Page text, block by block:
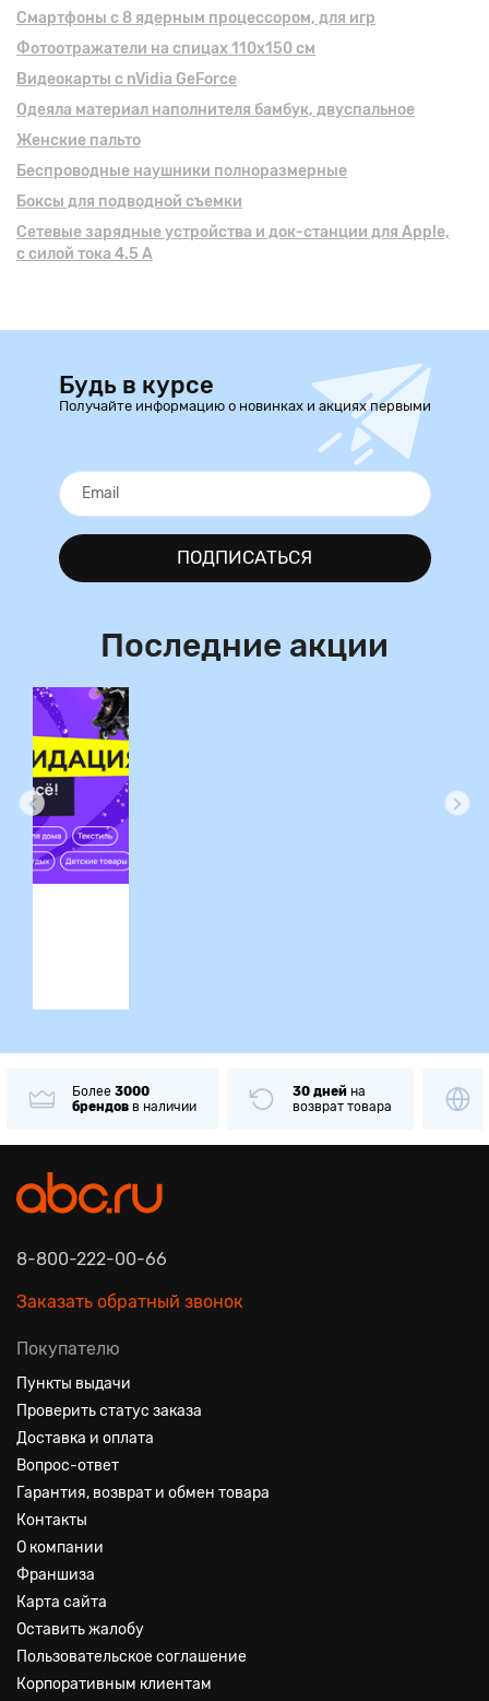
Смартфоны с 8 ядерным процессором, для игр
Фотоотражатели на спицах 110х150 см
Видеокарты с nVidia GeForce
Одеяла материал наполнителя бамбук, двуспальное
Женские пальто
Беспроводные наушники полноразмерные
Боксы для подводной съемки
Сетевые зарядные устройства и док-станции для Apple,
с силой тока 4.5 А
Будь в курсе
Получайте информацию о новинках и акциях первыми
ПОДПИСАТЬСЯ
Последние акции
Более 3000
брендов в наличии
30 дней на
возврат товара
8-800-222-00-66
Заказать обратный звонок
Покупателю
Пункты выдачи
Проверить статус заказа
Доставка и оплата
Вопрос-ответ
Гарантия, возврат и обмен товара
Контакты
О компании
Франшиза
Карта сайта
Оставить жалобу
Пользовательское соглашение
Корпоративным клиентам